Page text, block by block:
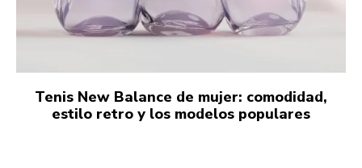
Tenis New Balance de mujer: comodidad,
estilo retro y los modelos populares